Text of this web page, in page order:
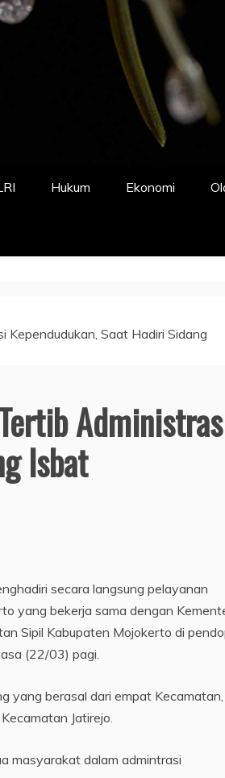
Hukum Ekonomi
Saat Hadiri Sidang
Isbat
secara langsung pelayanan
yang bekerja sama dengan
Sipil Kabupaten Mojokerto di
(22/03) pagi.
yang berasal dari empat Kecamatan,
Jatirejo.
masyarakat dalam admintrasi